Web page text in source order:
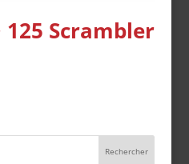
125 Scrambler